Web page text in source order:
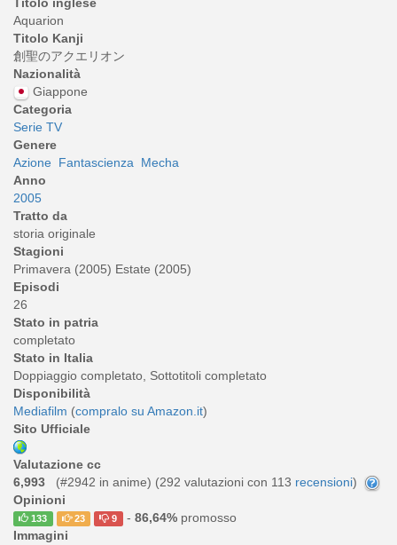
Aquarion
Titolo Kanji
創聖のアクエリオン
Nazionalità
Giappone
Categoria
Serie TV
Genere
Azione Fantascienza
Mecha
Anno
2005
Tratto da
storia originale
Stagioni
Primavera (2005) Estate (2005)
Episodi
26
Stato in patria
completato
Stato in Italia
Doppiaggio completato, Sottotitoli completato
Disponibilità
Mediafilm (compralo su Amazon.it)
Sito Ufficiale
Valutazione cc
6,993
(#2942 in anime) (292 valutazioni con 113 recensioni)
Opinioni
133 23 9 - 86,64%promosso
Immagini